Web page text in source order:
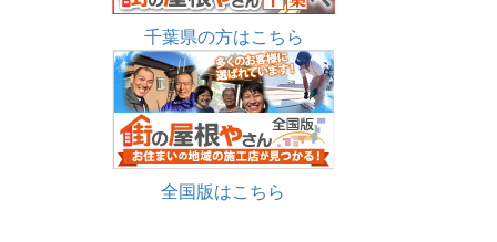
千葉県の方はこちら
全国版はこちら